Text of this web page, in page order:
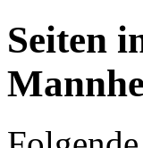
Seiten